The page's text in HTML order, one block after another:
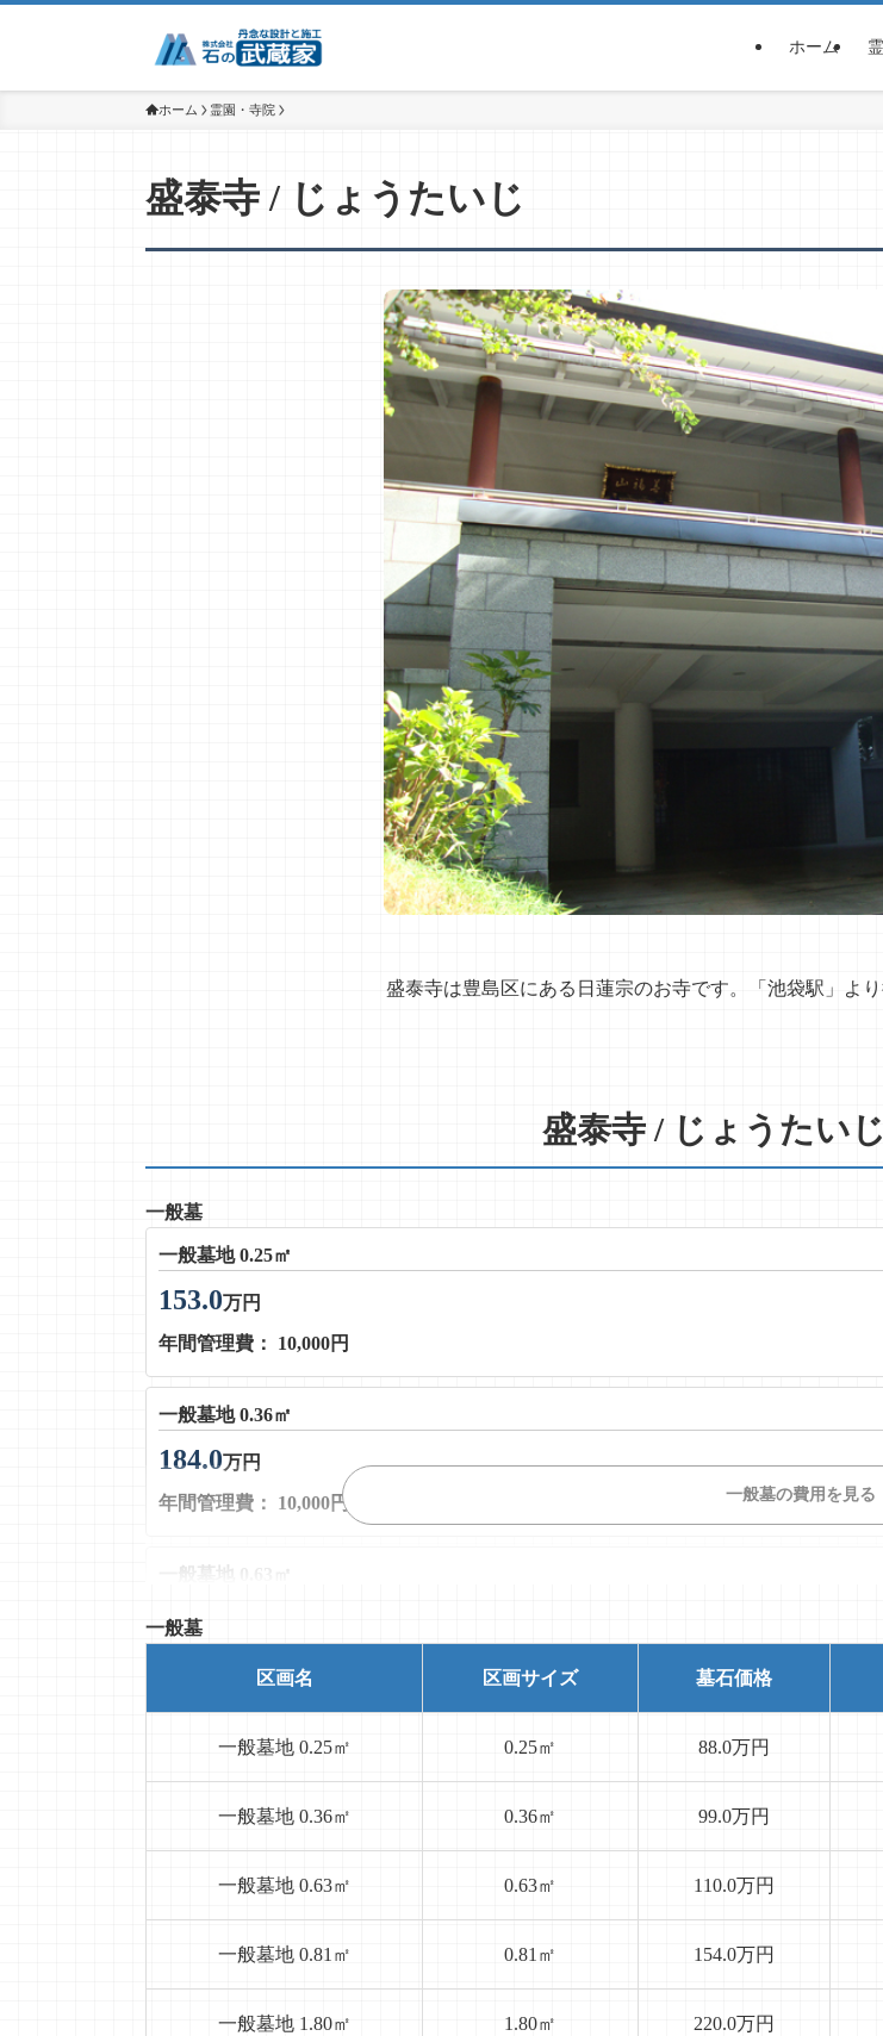
ホーム
ホーム 霊園・寺院
盛泰寺 / じょうたいじ
盛泰寺は豊島区にある日蓮宗のお寺です。「池袋駅」よ
盛泰寺 / じょうたい
一般墓
一般墓地 0.25㎡
153.0万円
年間管理費： 10,000円
一般墓地 0.36㎡
184.0万円
年間管理費： 10,000円
一般墓地 0.63㎡
300.0
一般墓地 0.81㎡
404.0万円
年間管理費： 10,000円
一般墓地 1.80㎡
万円
一般墓の費用を見る
一般墓
区画名 区画サイズ 墓石価格
一般墓地 0.25㎡ 0.25㎡ 88.0万円
一般墓地 0.36㎡ 0.36㎡ 99.0万円
一般墓地 0.63㎡ 0.63㎡ 110.0万円
一般墓地 0.81㎡ 0.81㎡ 154.0万円
一般墓地 1.80㎡ 1.80㎡ 220.0万円